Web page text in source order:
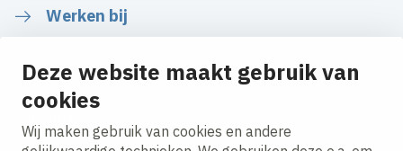
Deze website maakt gebruik van
cookies
Wij maken gebruik van cookies en andere
Werken bij